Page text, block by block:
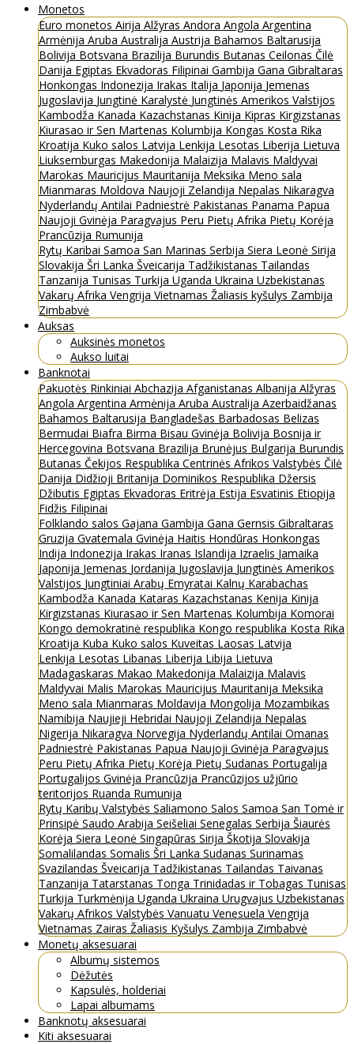
Monetos
Euro monetos Airija Alžyras Andora Angola Argentina
Armėnija Aruba Australija Austrija Bahamos Baltarusija
Bolivija Botsvana Brazilija Burundis Butanas Ceilonas Čilė
Danija Egiptas Ekvadoras Filipinai Gambija Gana Gibraltaras
Honkongas Indonezija Irakas Italija Japonija Jemenas
Jugoslavija Jungtinė Karalystė Jungtinės Amerikos Valstijos
Kambodža Kanada Kazachstanas Kinija Kipras Kirgizstanas
Kiurasao ir Sen Martenas Kolumbija Kongas Kosta Rika
Kroatija Kuko salos Latvija Lenkija Lesotas Liberija Lietuva
Liuksemburgas Makedonija Malaizija Malavis Maldyvai
Marokas Mauricijus Mauritanija Meksika Meno sala
Mianmaras Moldova Naujoji Zelandija Nepalas Nikaragva
Nyderlandų Antilai Padniestrė Pakistanas Panama Papua
Naujoji Gvinėja Paragvajus Peru Pietų Afrika Pietų Korėja
Prancūzija Rumunija
Rytų Karibai Samoa San Marinas Serbija Siera Leonė Sirija
Slovakija Šri Lanka Šveicarija Tadžikistanas Tailandas
Tanzanija Tunisas Turkija Uganda Ukraina Uzbekistanas
Vakarų Afrika Vengrija Vietnamas Žaliasis kyšulys Zambija
Zimbabvė
Auksas
Auksinės monetos
Aukso luitai
Banknotai
Pakuotės Rinkiniai Abchazija Afganistanas Albanija Alžyras
Angola Argentina Armėnija Aruba Australija Azerbaidžanas
Bahamos Baltarusija Bangladešas Barbadosas Belizas
Bermudai Biafra Birma Bisau Gvinėja Bolivija Bosnija ir
Hercegovina Botsvana Brazilija Brunėjus Bulgarija Burundis
Butanas Čekijos Respublika Centrinės Afrikos Valstybės Čilė
Danija Didžioji Britanija Dominikos Respublika Džersis
Džibutis Egiptas Ekvadoras Eritrėja Estija Esvatinis Etiopija
Fidžis Filipinai
Folklando salos Gajana Gambija Gana Gernsis Gibraltaras
Gruzija Gvatemala Gvinėja Haitis Hondūras Honkongas
Indija Indonezija Irakas Iranas Islandija Izraelis Jamaika
Japonija Jemenas Jordanija Jugoslavija Jungtinės Amerikos
Valstijos Jungtiniai Arabų Emyratai Kalnų Karabachas
Kambodža Kanada Kataras Kazachstanas Kenija Kinija
Kirgizstanas Kiurasao ir Sen Martenas Kolumbija Komorai
Kongo demokratinė respublika Kongo respublika Kosta Rika
Kroatija Kuba Kuko salos Kuveitas Laosas Latvija
Lenkija Lesotas Libanas Liberija Libija Lietuva
Madagaskaras Makao Makedonija Malaizija Malavis
Maldyvai Malis Marokas Mauricijus Mauritanija Meksika
Meno sala Mianmaras Moldavija Mongolija Mozambikas
Namibija Naujieji Hebridai Naujoji Zelandija Nepalas
Nigerija Nikaragva Norvegija Nyderlandų Antilai Omanas
Padniestrė Pakistanas Papua Naujoji Gvinėja Paragvajus
Peru Pietų Afrika Pietų Korėja Pietų Sudanas Portugalija
Portugalijos Gvinėja Prancūzija Prancūzijos užjūrio
teritorijos Ruanda Rumunija
Rytų Karibų Valstybės Saliamono Salos Samoa San Tomė ir
Prinsipė Saudo Arabija Seišeliai Senegalas Serbija Šiaurės
Korėja Siera Leonė Singapūras Sirija Škotija Slovakija
Somalilandas Somalis Šri Lanka Sudanas Surinamas
Svazilandas Šveicarija Tadžikistanas Tailandas Taivanas
Tanzanija Tatarstanas Tonga Trinidadas ir Tobagas Tunisas
Turkija Turkmėnija Uganda Ukraina Urugvajus Uzbekistanas
Vakarų Afrikos Valstybės Vanuatu Venesuela Vengrija
Vietnamas Zairas Žaliasis Kyšulys Zambija Zimbabvė
Monetų aksesuarai
Albumų sistemos
Dėžutės
Kapsulės, holderiai
Lapai albumams
Banknotų aksesuarai
Kiti aksesuarai